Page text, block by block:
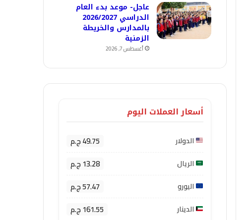
عاجل- موعد بدء العام
الدراسي 2026/2027
بالمدارس والخريطة
الزمنية
أغسطس 7, 2026
أسعار العملات اليوم
الدولار 49.75 ج.م
الريال 13.28 ج.م
اليورو 57.47 ج.م
الدينار 161.55 ج.م